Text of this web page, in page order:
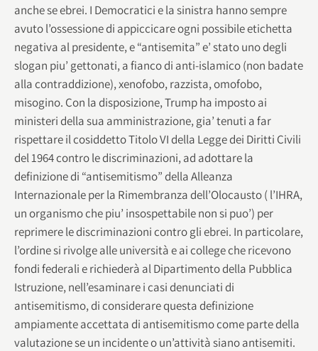
anche se ebrei. I Democratici e la sinistra hanno sempre
avuto l’ossessione di appiccicare ogni possibile etichetta
negativa al presidente, e “antisemita” e’ stato uno degli
slogan piu’ gettonati, a fianco di anti-islamico (non badate
alla contraddizione), xenofobo, razzista, omofobo,
misogino. Con la disposizione, Trump ha imposto ai
ministeri della sua amministrazione, gia’ tenuti a far
rispettare il cosiddetto Titolo VI della Legge dei Diritti Civili
del 1964 contro le discriminazioni, ad adottare la
definizione di “antisemitismo” della Alleanza
Internazionale per la Rimembranza dell’Olocausto ( l’IHRA,
un organismo che piu’ insospettabile non si puo’) per
reprimere le discriminazioni contro gli ebrei. In particolare,
l’ordine si rivolge alle università e ai college che ricevono
fondi federali e richiederà al Dipartimento della Pubblica
Istruzione, nell’esaminare i casi denunciati di
antisemitismo, di considerare questa definizione
ampiamente accettata di antisemitismo come parte della
valutazione se un incidente o un’attività siano antisemiti.